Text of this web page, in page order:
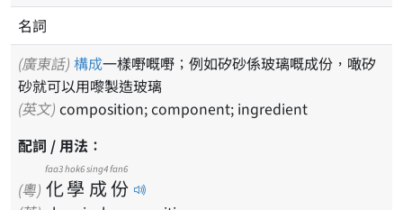
名詞
(廣東話) 構成一樣嘢嘅嘢；例如矽砂係玻璃嘅成份，噉矽
砂就可以用嚟製造玻璃
(英文) composition; component; ingredient
配詞 / 用法：
(粵) 化
faa3
學
hok6
成
sing4
份
fan6